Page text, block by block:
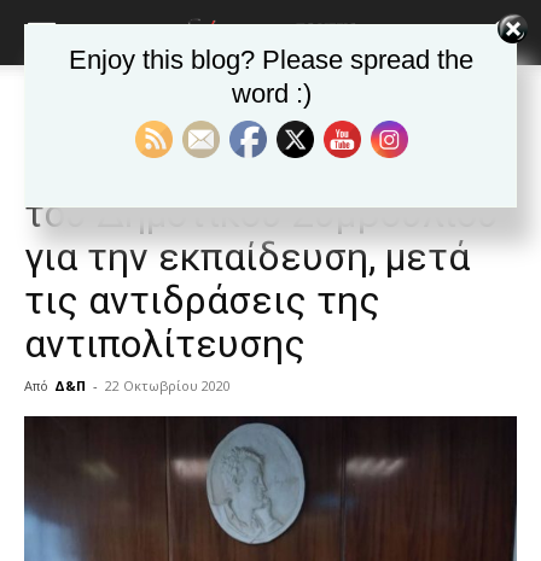
Ανακοινώσεις - Δελτία τύπου
Ανακοινώσεις - Δελτία τύπου Δημοφιλή άρθρα
Αναβλήθηκε η συνεδρίαση
του Δημοτικού Συμβουλίου
για την εκπαίδευση, μετά
τις αντιδράσεις της
αντιπολίτευσης
Από Δ&Π - 22 Οκτωβρίου 2020
hot
cam
show. desi
Enjoy this blog? Please spread the
word :)